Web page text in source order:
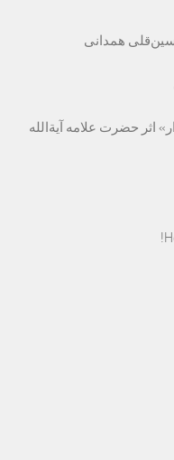
همدانی
اثر حضرت علامه آیة‌الله